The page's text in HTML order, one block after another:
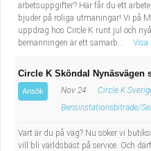
arbetsuppgifter? Här får du ett
bjuder på roliga utmaningar! Vi på
uppdrag hos Circle K runt jul och
bemanningen är ett samarb...
Visa
Circle K Sköndal Nynäsvägen
Ansök Nov 24
Circle K
Bensinstationsbiträde/
Vart är du på väg? Nu söker vi
vill bli världsbäst på service. Och